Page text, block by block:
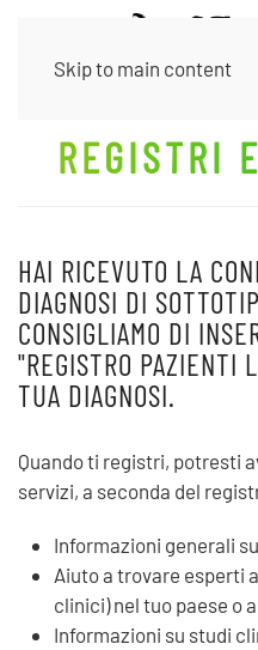
Skip to main content
REGISTRI
HAI RICEVUTO LA
DIAGNOSI DI
CONSIGLIAMO DI
"REGISTRO PAZIENTI
TUA DIAGNOSI.
Quando ti registri, potresti
servizi, a seconda del
Informazioni generali
Aiuto a trovare esperti
clinici) nel tuo paese o
Informazioni su studi